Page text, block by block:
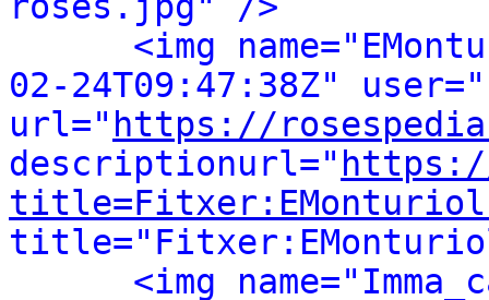
<img
02-24T09:47:38Z"
url=" https://
descriptionurl="
<img